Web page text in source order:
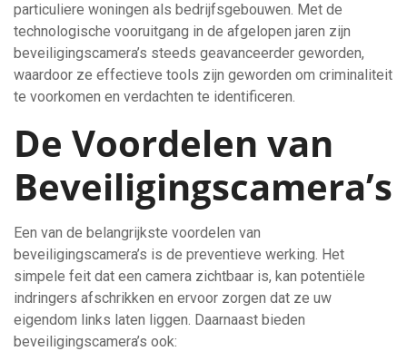
particuliere woningen als bedrijfsgebouwen. Met de
technologische vooruitgang in de afgelopen jaren zijn
beveiligingscamera’s steeds geavanceerder geworden,
waardoor ze effectieve tools zijn geworden om criminaliteit
te voorkomen en verdachten te identificeren.
De Voordelen van
Beveiligingscamera’s
Een van de belangrijkste voordelen van
beveiligingscamera’s is de preventieve werking. Het
simpele feit dat een camera zichtbaar is, kan potentiële
indringers afschrikken en ervoor zorgen dat ze uw
eigendom links laten liggen. Daarnaast bieden
beveiligingscamera’s ook: